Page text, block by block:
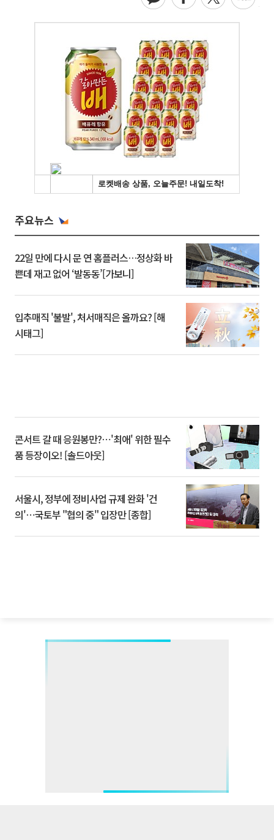
주요뉴스
22일 만에 다시 문 연 홈플러스…정상화 바
쁜데 재고 없어 ‘발동동’[가보니]
입추매직 '불발', 처서매직은 올까요? [해
시태그]
콘서트 갈 때 응원봉만?⋯'최애' 위한 필수
품 등장이오! [솔드아웃]
서울시, 정부에 정비사업 규제 완화 '건
의'⋯국토부 "협의 중" 입장만 [종합]